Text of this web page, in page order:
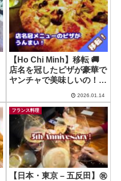
【Ho Chi Minh】移転 🚚
店名を冠したピザが豪華で
ヤンチャで美味しいの！~
2026.01.14
フランス料理
【日本・東京 – 五反田】㊗️